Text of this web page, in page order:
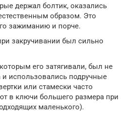
держал болтик, оказались
образом. Это
зажиманию и порче.
закручивании был сильно
его затягивали, был не
и использовались подручные
или стамески часто
в ключи большего размера при
маленького).